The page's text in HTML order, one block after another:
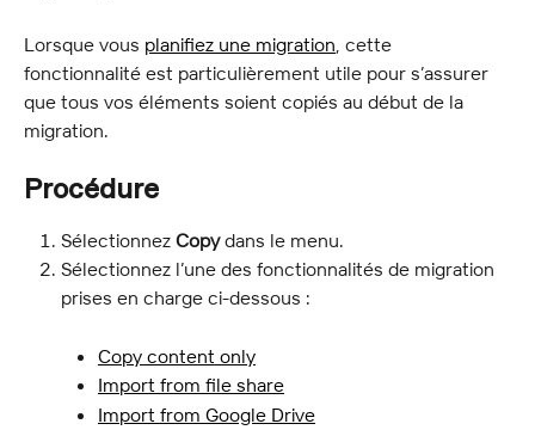
Lorsque vous planifiez une migration, cette
fonctionnalité est particulièrement utile pour s’assurer
que tous vos éléments soient copiés au début de la
migration.
Procédure
Sélectionnez Copy dans le menu.
Sélectionnez l’une des fonctionnalités de migration
prises en charge ci-dessous :
Copy content only
Import from file share
Import from Google Drive